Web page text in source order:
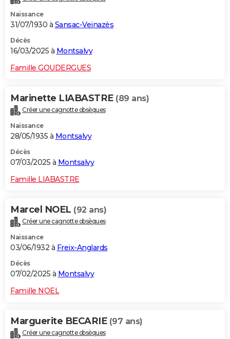
Naissance
31/07/1930 à Sansac-Veinazès
Décès
16/03/2025 à Montsalvy
Famille GOUDERGUES
Marinette LIABASTRE (89 ans)
Créer une cagnotte obsèques
Naissance
28/05/1935 à Montsalvy
Décès
07/03/2025 à Montsalvy
Famille LIABASTRE
Marcel NOEL (92 ans)
Créer une cagnotte obsèques
Naissance
03/06/1932 à Freix-Anglards
Décès
07/02/2025 à Montsalvy
Famille NOEL
Marguerite BECARIE (97 ans)
Créer une cagnotte obsèques